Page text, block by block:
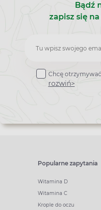
Bądź
zapisz się
Zapisz
do
newslettera
Chcę
rozwiń>
Popularne zapytania
Witamina D
Witamina C
Krople do oczu